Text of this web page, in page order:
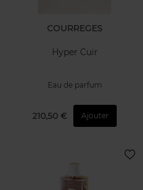
COURREGES
Hyper Cuir
Eau de parfum
210,50 € Ajouter